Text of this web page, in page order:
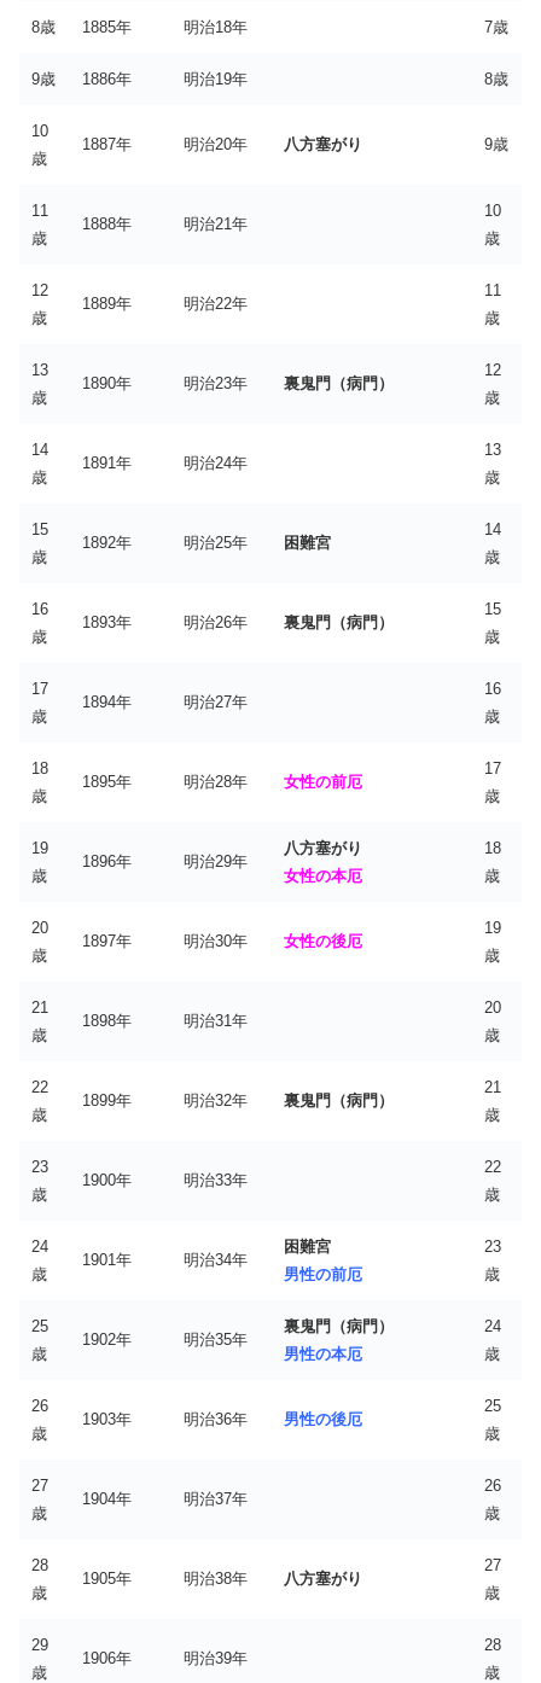
8歳 1885年 明治18年 7歳
9歳 1886年 明治19年 8歳
10
歳
1887年 明治20年 八方塞がり 9歳
11
歳
1888年 明治21年
10
歳
12
歳
1889年 明治22年
11
歳
13
歳
1890年 明治23年 裏鬼門（病門）
12
歳
14
歳
1891年 明治24年
13
歳
15
歳
1892年 明治25年 困難宮
14
歳
16
歳
1893年 明治26年 裏鬼門（病門）
15
歳
17
歳
1894年 明治27年
16
歳
18
歳
1895年 明治28年 女性の前厄
17
歳
19
歳
1896年 明治29年
八方塞がり
女性の本厄
18
歳
20
歳
1897年 明治30年 女性の後厄
19
歳
21
歳
1898年 明治31年
20
歳
22
歳
1899年 明治32年 裏鬼門（病門）
21
歳
23
歳
1900年 明治33年
22
歳
24
歳
1901年 明治34年
困難宮
男性の前厄
23
歳
25
歳
1902年 明治35年
裏鬼門（病門）
男性の本厄
24
歳
26
歳
1903年 明治36年 男性の後厄
25
歳
27
歳
1904年 明治37年
26
歳
28
歳
1905年 明治38年 八方塞がり
27
歳
29
歳
1906年 明治39年
28
歳